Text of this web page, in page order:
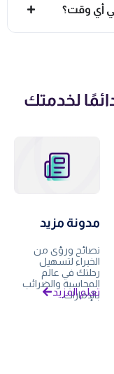
أي وقت؟
لخدمتك
مدونة مزيد
نصائح ورؤى من
الخبراء لتسهيل
رحلتك في عالم
المحاسبة والضرائب
بالإمارات.
تعلم المزيد